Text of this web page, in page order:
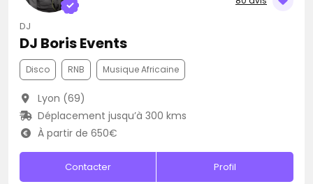
DJ
DJ Boris Events
Disco RNB Musique Africaine
Lyon (69)
Déplacement jusqu’à 300 kms
À partir de 650€
Contacter Profil